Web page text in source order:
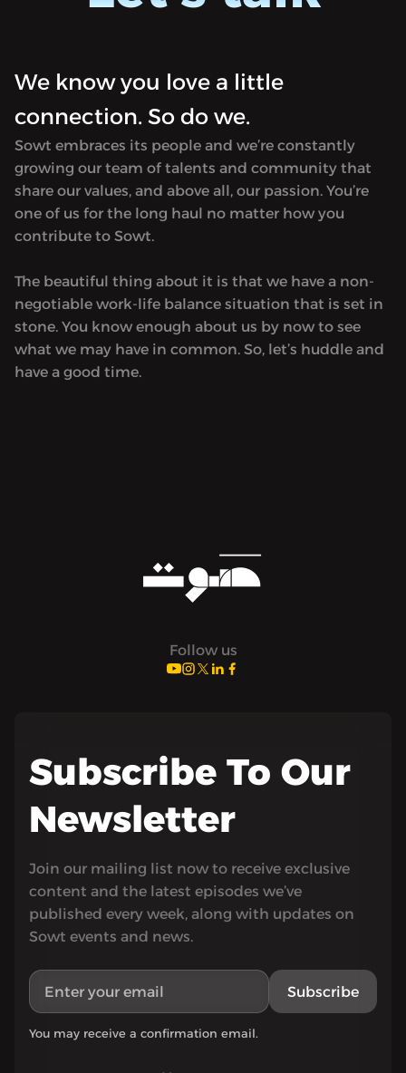
We know you love a little
connection. So do we.
Sowt embraces its people and we’re constantly
growing our team of talents and community that
share our values, and above all, our passion. You’re
one of us for the long haul no matter how you
contribute to Sowt.
The beautiful thing about it is that we have a non-
negotiable work-life balance situation that is set in
stone. You know enough about us by now to see
what we may have in common. So, let’s huddle and
have a good time.
Follow us
Subscribe To Our
Newsletter
Join our mailing list now to receive exclusive
content and the latest episodes we’ve
published every week, along with updates on
Sowt events and news.
Subscribe
You may receive a confirmation email.